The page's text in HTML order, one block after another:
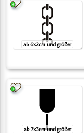
ab 6x2cm und größer
ab 7x3cm und größer